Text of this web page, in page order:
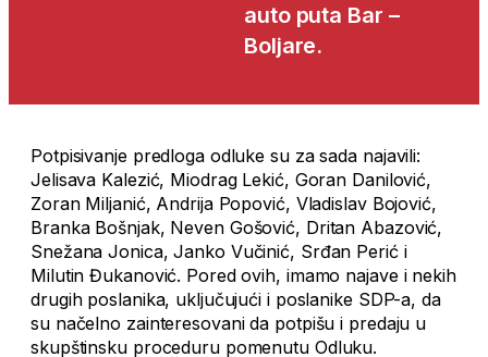
auto puta Bar –
Boljare.
Potpisivanje predloga odluke su za sada najavili:
Jelisava Kalezić, Miodrag Lekić, Goran Danilović,
Zoran Miljanić, Andrija Popović, Vladislav Bojović,
Branka Bošnjak, Neven Gošović, Dritan Abazović,
Snežana Jonica, Janko Vučinić, Srđan Perić i
Milutin Đukanović. Pored ovih, imamo najave i nekih
drugih poslanika, uključujući i poslanike SDP-a, da
su načelno zainteresovani da potpišu i predaju u
skupštinsku proceduru pomenutu Odluku.